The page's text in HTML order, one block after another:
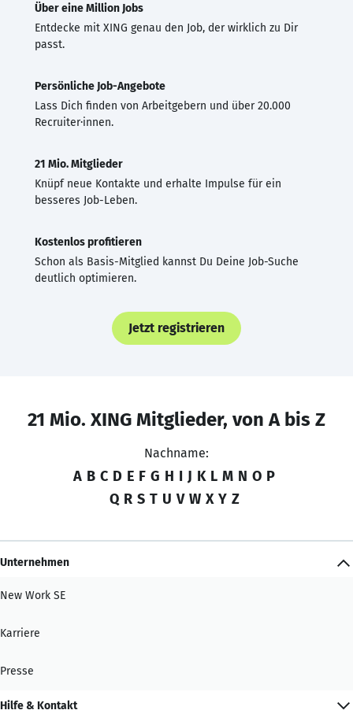
Über eine Million Jobs
Entdecke mit XING genau den Job, der wirklich zu Dir
passt.
Persönliche Job-Angebote
Lass Dich finden von Arbeitgebern und über 20.000
Recruiter·innen.
21 Mio. Mitglieder
Knüpf neue Kontakte und erhalte Impulse für ein
besseres Job-Leben.
Kostenlos profitieren
Schon als Basis-Mitglied kannst Du Deine Job-Suche
deutlich optimieren.
Jetzt registrieren
21 Mio. XING Mitglieder, von A bis Z
Nachname:
A B C D E F G H I J K L M N O P
Q R S T U V W X Y Z
Unternehmen
New Work SE
Karriere
Presse
Hilfe & Kontakt